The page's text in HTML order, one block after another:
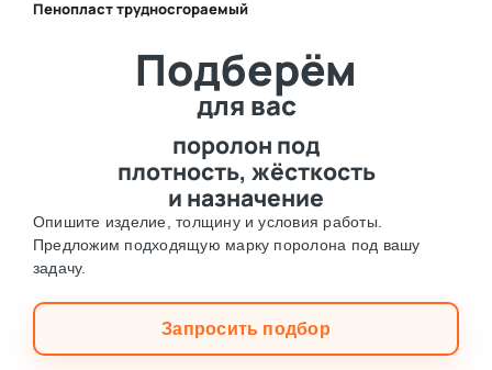
Пенопласт трудносгораемый
Подберём
для вас
поролон под
плотность, жёсткость
и назначение
Опишите изделие, толщину и условия работы.
Предложим подходящую марку поролона под вашу
задачу.
Запросить подбор